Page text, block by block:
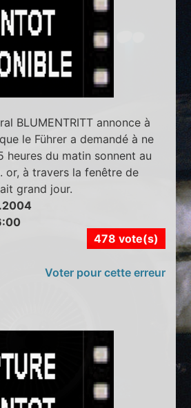
BLUMENTRITT annonce à
le Führer a demandé à ne
heures du matin sonnent au
or, à travers la fenêtre de
grand jour.
478 vote(s)
Voter pour cette erreur